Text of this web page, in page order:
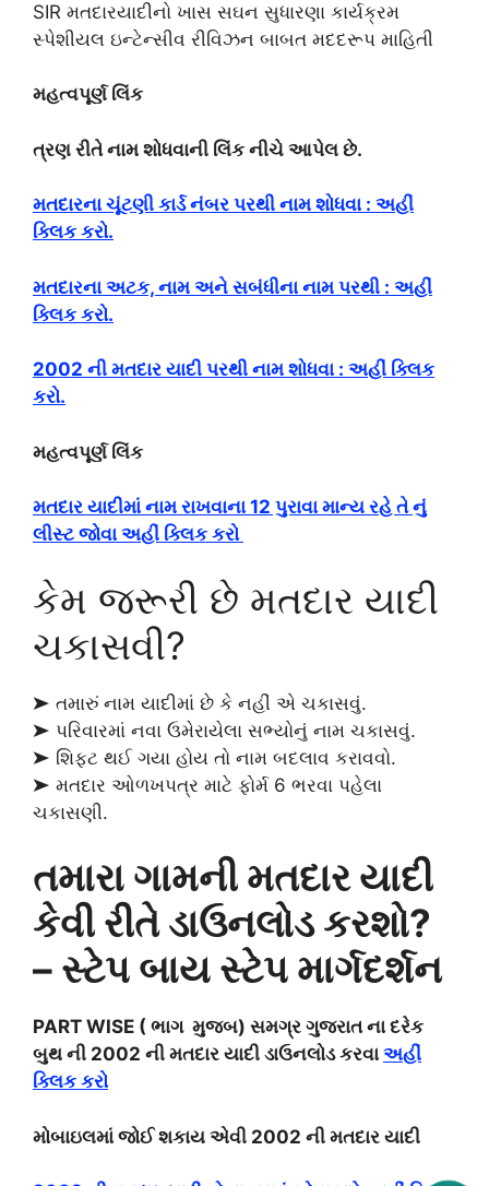
SIR મતદારયાદીનો ખાસ સઘન સુધારણા કાર્યક્રમ
સ્પેશીયલ ઇન્ટેન્સીવ રીવિઝન બાબત મદદરૂપ માહિતી
મહત્વપૂર્ણ લિંક
ત્રણ રીતે નામ શોધવાની લિંક નીચે આપેલ છે.
મતદારના ચૂંટણી કાર્ડ નંબર પરથી નામ શોધવા : અહીં
ક્લિક કરો.
મતદારના અટક, નામ અને સબંધીના નામ પરથી : અહીં
ક્લિક કરો.
2002 ની મતદાર યાદી પરથી નામ શોધવા : અહીં ક્લિક
કરો.
મહત્વપૂર્ણ લિંક
મતદાર યાદીમાં નામ રાખવાના 12 પુરાવા માન્ય રહે તે નું
લીસ્ટ જોવા અહીં ક્લિક કરો
કેમ જરૂરી છે મતદાર યાદી
ચકાસવી?
➤ તમારું નામ યાદીમાં છે કે નહીં એ ચકાસવું.
➤ પરિવારમાં નવા ઉમેરાયેલા સભ્યોનું નામ ચકાસવું.
➤ શિફ્ટ થઈ ગયા હોય તો નામ બદલાવ કરાવવો.
➤ મતદાર ઓળખપત્ર માટે ફોર્મ 6 ભરવા પહેલા
ચકાસણી.
તમારા ગામની મતદાર યાદી
કેવી રીતે ડાઉનલોડ કરશો?
– સ્ટેપ બાય સ્ટેપ માર્ગદર્શન
PART WISE ( ભાગ મુજબ) સમગ્ર ગુજરાત ના દરેક
બુથ ની 2002 ની મતદાર યાદી ડાઉનલોડ કરવાઅહીં
ક્લિક કરો
મોબાઇલમાં જોઈ શકાય એવી 2002 ની મતદાર યાદી